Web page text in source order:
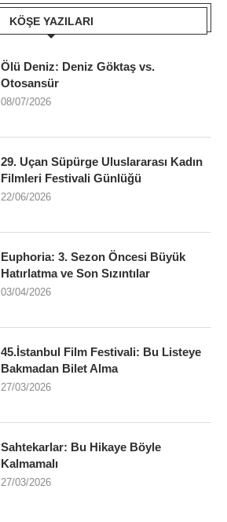
KÖŞE YAZILARI
Ölü Deniz: Deniz Göktaş vs.
Otosansür
08/07/2026
29. Uçan Süpürge Uluslararası Kadın
Filmleri Festivali Günlüğü
22/06/2026
Euphoria: 3. Sezon Öncesi Büyük
Hatırlatma ve Son Sızıntılar
03/04/2026
45.İstanbul Film Festivali: Bu Listeye
Bakmadan Bilet Alma
27/03/2026
Sahtekarlar: Bu Hikaye Böyle
Kalmamalı
27/03/2026